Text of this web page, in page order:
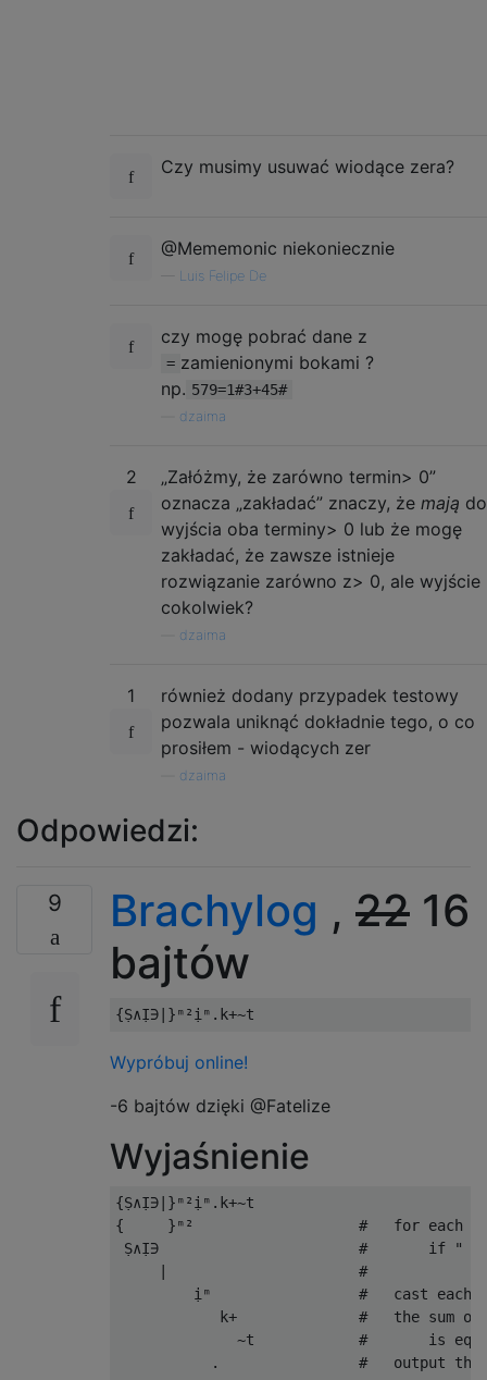
Czy musimy usuwać wiodące zera?
@Mememonic niekoniecznie
Luis Felipe De
czy mogę pobrać dane z
= zamienionymi bokami ?
np. 579=1#3+45#
dzaima
2
„Załóżmy, że zarówno termin> 0”
oznacza „zakładać” znaczy, że mają do
wyjścia oba terminy> 0 lub że mogę
zakładać, że zawsze istnieje
rozwiązanie zarówno z> 0, ale wyjście
cokolwiek?
dzaima
1
również dodany przypadek testowy
pozwala uniknąć dokładnie tego, o co
prosiłem - wiodących zer
dzaima
Odpowiedzi:
9 Brachylog , 22 16
bajtów
Wypróbuj online!
-6 bajtów dzięki @Fatelize
Wyjaśnienie
{Ṣ∧Ị∋|}ᵐ²ịᵐ.k+~t
{     }ᵐ²                   #   for each
Ṣ∧Ị∋                       #       if " "
     |                      #
ịᵐ                 #   cast each
k+              #   the sum
~t            #       is